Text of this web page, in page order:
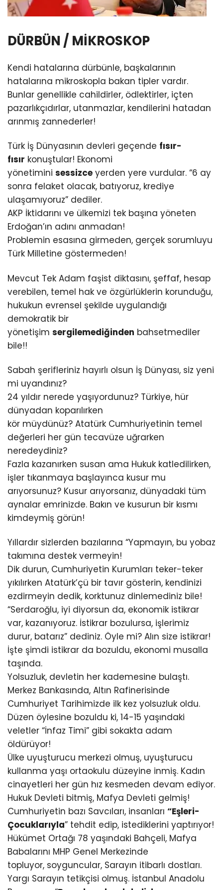
DÜRBÜN / MİKROSKOP
Kendi hatalarına dürbünle, başkalarının
hatalarına mikroskopla bakan tipler vardır.
Bunlar genellikle cahildirler, ödlektirler, içten
pazarlıkçıdırlar, utanmazlar, kendilerini hatadan
arınmış zannederler!
Türk İş Dünyasının devleri geçende fısır-
fısır konuştular! Ekonomi
yönetimini sessizce yerden yere vurdular. “6 ay
sonra felaket olacak, batıyoruz, krediye
ulaşamıyoruz” dediler.
AKP İktidarını ve ülkemizi tek başına yöneten
Erdoğan’ın adını anmadan!
Problemin esasına girmeden, gerçek sorumluyu
Türk Milletine göstermeden!
Mevcut Tek Adam faşist diktasını, şeffaf, hesap
verebilen, temel hak ve özgürlüklerin korunduğu,
hukukun evrensel şekilde uygulandığı
demokratik bir
yönetişim sergilemediğinden bahsetmediler
bile!!
Sabah şerifleriniz hayırlı olsun İş Dünyası, siz yeni
mi uyandınız?
24 yıldır nerede yaşıyordunuz? Türkiye, hür
dünyadan koparılırken
kör müydünüz? Atatürk Cumhuriyetinin temel
değerleri her gün tecavüze uğrarken
neredeydiniz?
Fazla kazanırken susan ama Hukuk katledilirken,
işler tıkanmaya başlayınca kusur mu
arıyorsunuz? Kusur arıyorsanız, dünyadaki tüm
aynalar emrinizde. Bakın ve kusurun bir kısmı
kimdeymiş görün!
Yıllardır sizlerden bazılarına “Yapmayın, bu yobaz
takımına destek vermeyin!
Dik durun, Cumhuriyetin Kurumları teker-teker
yıkılırken Atatürk’çü bir tavır gösterin, kendinizi
ezdirmeyin dedik, korktunuz dinlemediniz bile!
“Serdaroğlu, iyi diyorsun da, ekonomik istikrar
var, kazanıyoruz. İstikrar bozulursa, işlerimiz
durur, batarız” dediniz. Öyle mi? Alın size istikrar!
İşte şimdi istikrar da bozuldu, ekonomi musalla
taşında.
Yolsuzluk, devletin her kademesine bulaştı.
Merkez Bankasında, Altın Rafinerisinde
Cumhuriyet Tarihimizde ilk kez yolsuzluk oldu.
Düzen öylesine bozuldu ki, 14-15 yaşındaki
veletler “İnfaz Timi” gibi sokakta adam
öldürüyor!
Ülke uyuşturucu merkezi olmuş, uyuşturucu
kullanma yaşı ortaokulu düzeyine inmiş. Kadın
cinayetleri her gün hız kesmeden devam ediyor.
Hukuk Devleti bitmiş, Mafya Devleti gelmiş!
Cumhuriyetin bazı Savcıları, insanları “Eşleri-
Çocuklarıyla” tehdit edip, istediklerini yaptırıyor!
Hükümet Ortağı 78 yaşındaki Bahçeli, Mafya
Babalarını MHP Genel Merkezinde
topluyor, soyguncular, Sarayın itibarlı dostları.
Yargı Sarayın tetikçisi olmuş. İstanbul Anadolu